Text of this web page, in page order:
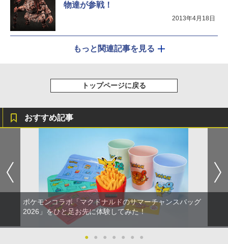
物達が参戦！
2013年4月18日
もっと関連記事を見る
トップページに戻る
おすすめ記事
ポケモンコラボ「マクドナルドのサマーチャンスバッグ
2026」をひと足お先に体験してみた！
● ● ● ● ● ● ●